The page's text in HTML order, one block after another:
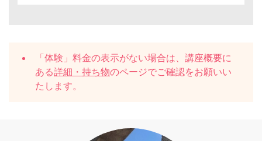
「体験」料金の表示がない場合は、講座概要に
ある詳細・持ち物のページでご確認をお願いい
たします。